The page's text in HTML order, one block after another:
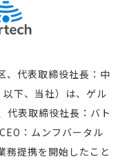
、代表取締役社長：中
下、当社）は、ゲル
代表取締役社長：バト
：ムンフバータル
務提携を開始したこと